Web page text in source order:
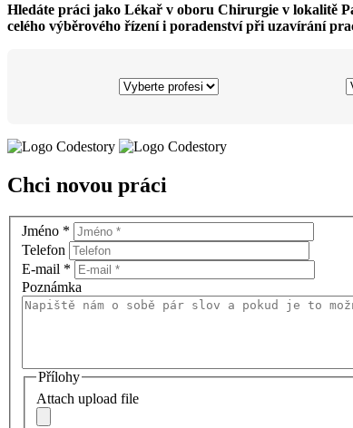
Hledáte práci jako Lékař v oboru Chirurgie v lokalitě
celého výběrového řízení i poradenství při uzavírání
Chci novou práci
Jméno *
Telefon
E-mail *
Poznámka
Přílohy
Attach upload file